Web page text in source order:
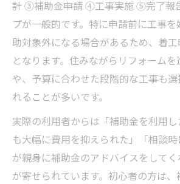
計 ③補助金申請 ④工事実施 ⑤完了報
プが一般的です。特に申請前に工事
助対象外になる場合があるため、着
となります。住みながらリフォーム
や、予算に合わせた段階的な工事も
れることが多いです。
実際の利用者からは「補助金を利用
も大幅に費用を抑えられた」「相談
が親身に補助金のアドバイスをして
が寄せられています。初心者の方は、